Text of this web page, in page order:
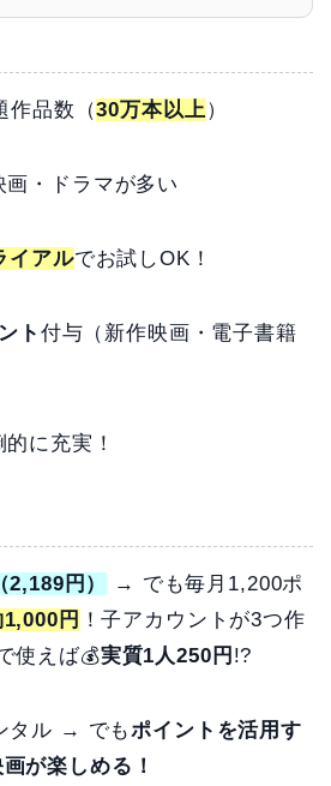
作品数（30万本以上）
画・ドラマが多い
イアルでお試しOK！
ト 付与（新作映画・電子書籍
的に充実！
円）
→ でも毎月1,200ポ
円 ！子アカウントが3つ作
使えば💰実質1人250円 !?
タル → でもポイントを活用す
が楽しめる！